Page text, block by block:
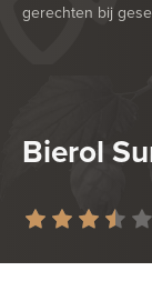
gerechten bij
HEERLIJK BIJ
Bierol